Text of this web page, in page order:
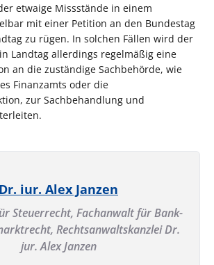
etwaige Missstände in einem
mit einer Petition an den Bundestag
zu rügen. In solchen Fällen wird der
Landtag allerdings regelmäßig eine
an die zuständige Sachbehörde, wie
Finanzamts oder die
zur Sachbehandlung und
Dr. iur. Alex Janzen
Steuerrecht, Fachanwalt für Bank-
Rechtsanwaltskanzlei Dr.
jur. Alex Janzen